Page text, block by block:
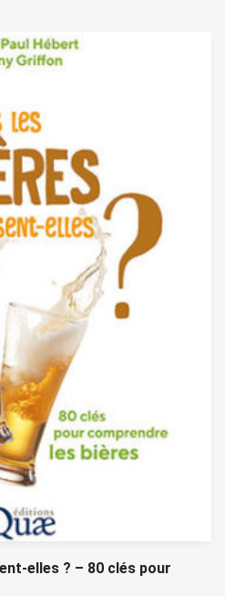
elles ? – 80 clés pour